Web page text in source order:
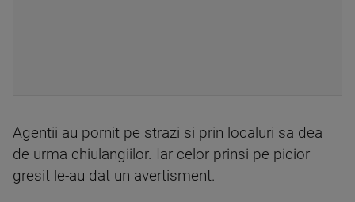
Agentii au pornit pe strazi si prin localuri sa dea
de urma chiulangiilor. Iar celor prinsi pe picior
gresit le-au dat un avertisment.